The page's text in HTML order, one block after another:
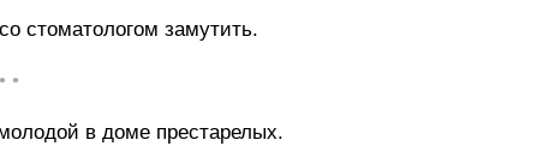
стоматологом замутить.
•
в доме престарелых.